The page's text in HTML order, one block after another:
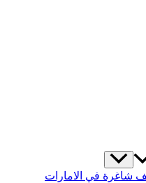
شاغرة في الامارات